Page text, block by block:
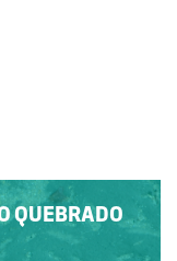
QUEBRADO